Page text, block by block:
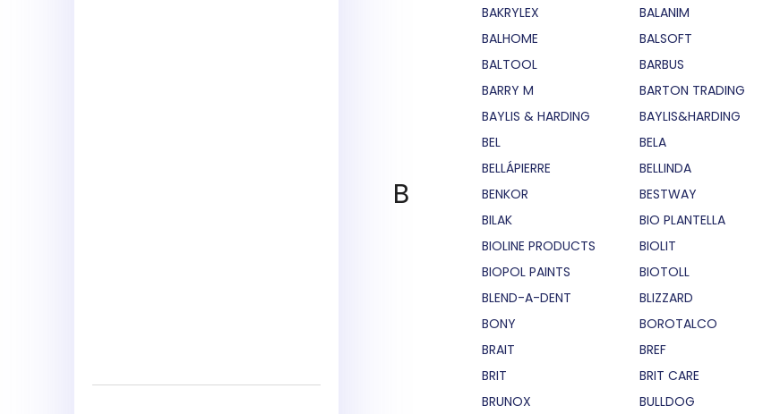
B
BAKRYLEX
BALANIM
BALHOME
BALSOFT
BALTOOL
BARBUS
BARRY M
BARTON TRADING
BAYLIS & HARDING
BAYLIS&HARDING
BEL
BELA
BELLÁPIERRE
BELLINDA
BENKOR
BESTWAY
BILAK
BIO PLANTELLA
BIOLINE PRODUCTS
BIOLIT
BIOPOL PAINTS
BIOTOLL
BLEND-A-DENT
BLIZZARD
BONY
BOROTALCO
BRAIT
BREF
BRIT
BRIT CARE
BRUNOX
BULLDOG